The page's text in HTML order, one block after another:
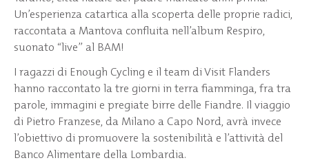
Un’esperienza catartica alla scoperta delle proprie radici,
raccontata a Mantova confluita nell’album Respiro,
suonato “live” al BAM!
I ragazzi di Enough Cycling e il team di Visit Flanders
hanno raccontato la tre giorni in terra fiamminga, fra tra
parole, immagini e pregiate birre delle Fiandre. Il viaggio
di Pietro Franzese, da Milano a Capo Nord, avrà invece
l’obiettivo di promuovere la sostenibilità e l’attività del
Banco Alimentare della Lombardia.